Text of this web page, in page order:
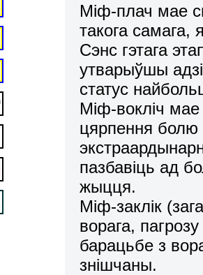
Міф-плач мае
такога самага,
Сэнс гэтага
утварыўшы
статус
Міф-вокліч
цярпення болю
пазбавіць ад
жыцця.
Міф-заклік
ворага,
барацьбе з
знішчаны.